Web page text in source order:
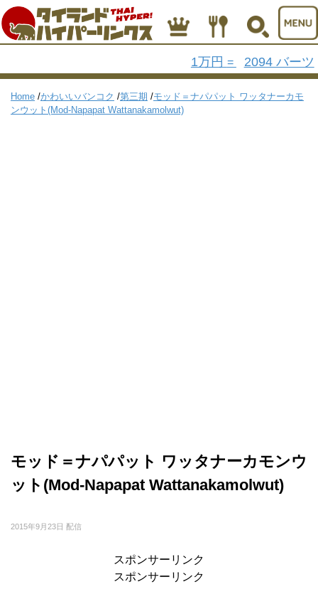
1万円 = 2094 バーツ
Home /かわいいバンコク /第三期 /モッド＝ナパパット ワッタナーカモ
ンウット(Mod-Napapat Wattanakamolwut)
モッド＝ナパパット ワッタナーカモンウ
ット(Mod-Napapat Wattanakamolwut)
2015年9月23日 配信
スポンサーリンク
スポンサーリンク